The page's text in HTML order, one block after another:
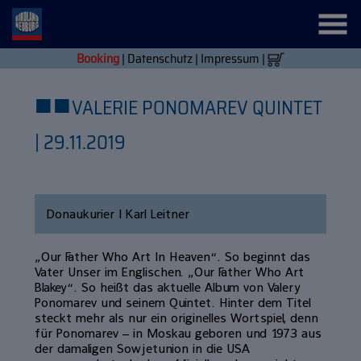
Booking| Datenschutz| Impressum |
■■VALERIE PONOMAREV QUINTET
| 29.11.2019
Donaukurier | Karl Leitner
„Our Father Who Art In Heaven“. So beginnt das
Vater Unser im Englischen. „Our Father Who Art
Blakey“. So heißt das aktuelle Album von Valery
Ponomarev und seinem Quintet. Hinter dem Titel
steckt mehr als nur ein originelles Wortspiel, denn
für Ponomarev – in Moskau geboren und 1973 aus
der damaligen Sowjetunion in die USA